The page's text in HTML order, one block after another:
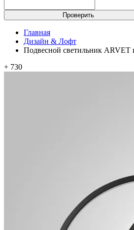
Проверить
Главная
Дизайн & Лофт
Подвесной светильник ARVET
+ 730